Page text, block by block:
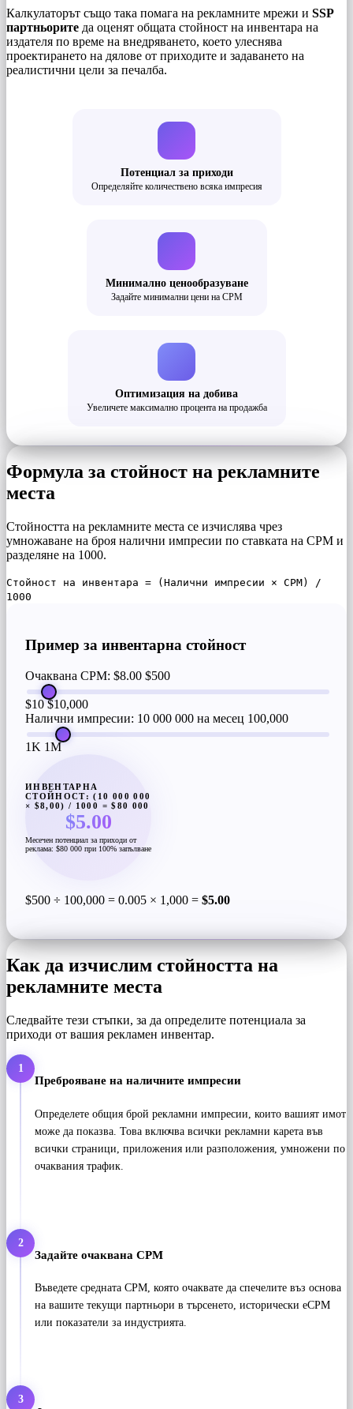
Калкулаторът също така помага на рекламните мрежи и SSP
партньорите да оценят общата стойност на инвентара на
издателя по време на внедряването, което улеснява
проектирането на дялове от приходите и задаването на
реалистични цели за печалба.
Потенциал за приходи
Определяйте количествено всяка импресия
Минимално ценообразуване
Задайте минимални цени на CPM
Оптимизация на добива
Увеличете максимално процента на продажба
Формула за стойност на рекламните
места
Стойността на рекламните места се изчислява чрез
умножаване на броя налични импресии по ставката на CPM и
разделяне на 1000.
Стойност на инвентара = (Налични импресии × CPM) /
1000
Пример за инвентарна стойност
Очаквана CPM: $8.00 $500
$10 $10,000
Налични импресии: 10 000 000 на месец 100,000
1K 1M
ИНВЕНТАРНА
СТОЙНОСТ: (10 000 000
× $8,00) / 1000 = $80 000
$5.00
Месечен потенциал за приходи от
реклама: $80 000 при 100% запълване
$500 ÷ 100,000 = 0.005 × 1,000 = $5.00
Как да изчислим стойността на
рекламните места
Следвайте тези стъпки, за да определите потенциала за
приходи от вашия рекламен инвентар.
1
Преброяване на наличните импресии
Определете общия брой рекламни импресии, които вашият имот
може да показва. Това включва всички рекламни карета във
всички страници, приложения или разположения, умножени по
очаквания трафик.
2
Задайте очаквана CPM
Въведете средната CPM, която очаквате да спечелите въз основа
на вашите текущи партньори в търсенето, исторически eCPM
или показатели за индустрията.
3